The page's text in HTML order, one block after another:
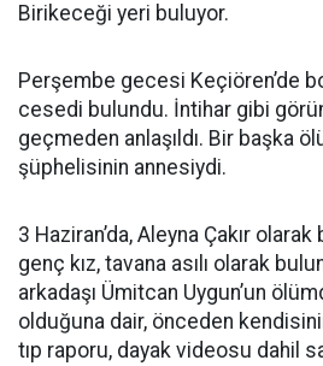
Birikeceği yeri buluyor.
Perşembe gecesi Keçiören’de
cesedi bulundu. İntihar gibi
geçmeden anlaşıldı. Bir başka
şüphelisinin annesiydi.
3 Haziran’da, Aleyna Çakır
genç kız, tavana asılı olarak
arkadaşı Ümitcan Uygun’un
olduğuna dair, önceden
tıp raporu, dayak videosu dahil